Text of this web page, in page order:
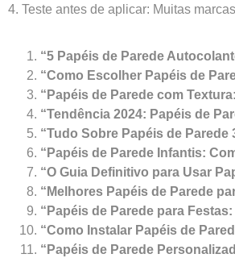
4. Teste antes de aplicar: Muitas
“5 Papéis de Parede
“Como Escolher Papéis de
“Papéis de Parede com
“Tendência 2024: Papéis de
“Tudo Sobre Papéis de
“Papéis de Parede Infantis:
“O Guia Definitivo para Usar
“Melhores Papéis de Parede
“Papéis de Parede para
“Como Instalar Papéis de
“Papéis de Parede